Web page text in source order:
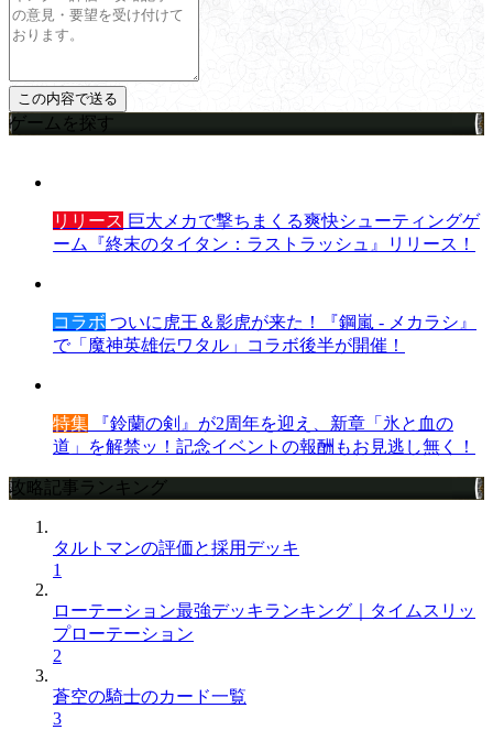
ゲームを探す
リリース 巨大メカで撃ちまくる爽快シューティングゲ
ーム『終末のタイタン：ラストラッシュ』リリース！
コラボ ついに虎王＆影虎が来た！『鋼嵐 - メカラシ』
で「魔神英雄伝ワタル」コラボ後半が開催！
特集 『鈴蘭の剣』が2周年を迎え、新章「氷と血の
道」を解禁ッ！記念イベントの報酬もお見逃し無く！
攻略記事ランキング
タルトマンの評価と採用デッキ
1
ローテーション最強デッキランキング｜タイムスリッ
プローテーション
2
蒼空の騎士のカード一覧
3